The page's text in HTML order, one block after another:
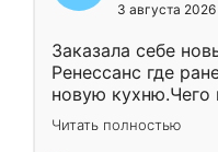
3 августа 2026
Заказала себе
Ренессанс где
новую кухню.Чего
вполне довольна.
два года,
Читать полностью